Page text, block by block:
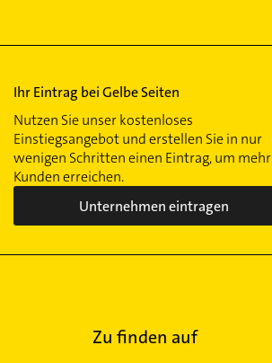
Ihr Eintrag bei Gelbe Seiten
Nutzen Sie unser kostenloses
Einstiegsangebot und erstellen Sie in nur
wenigen Schritten einen Eintrag, um mehr
Kunden erreichen.
Unternehmen eintragen
Zu finden auf